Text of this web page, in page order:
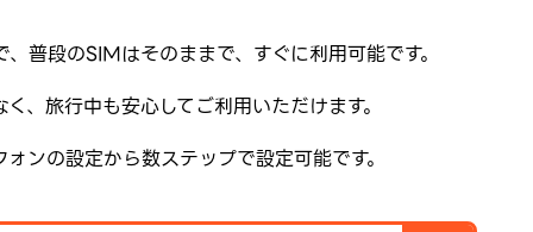
普段のSIMはそのままで、すぐに利用可能です。
、旅行中も安心してご利用いただけます。
ンの設定から数ステップで設定可能です。